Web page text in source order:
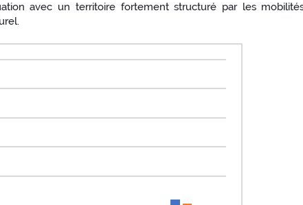
avec un territoire fortement structuré par les